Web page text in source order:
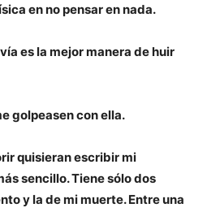
en no pensar en nada.
es la mejor manera de huir
golpeasen con ella.
quisieran escribir mi
sencillo. Tiene sólo dos
y la de mi muerte. Entre una